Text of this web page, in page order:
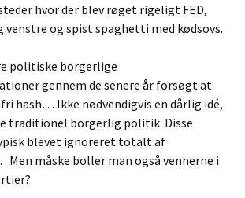
hvor der blev røget rigeligt FED,
og spist spaghetti med kødsovs.
politiske borgerlige
gennem de senere år forsøgt at
hash… Ikke nødvendigvis en dårlig idé,
traditionel borgerlig politik. Disse
blevet ignoreret totalt af
måske boller man også vennerne i